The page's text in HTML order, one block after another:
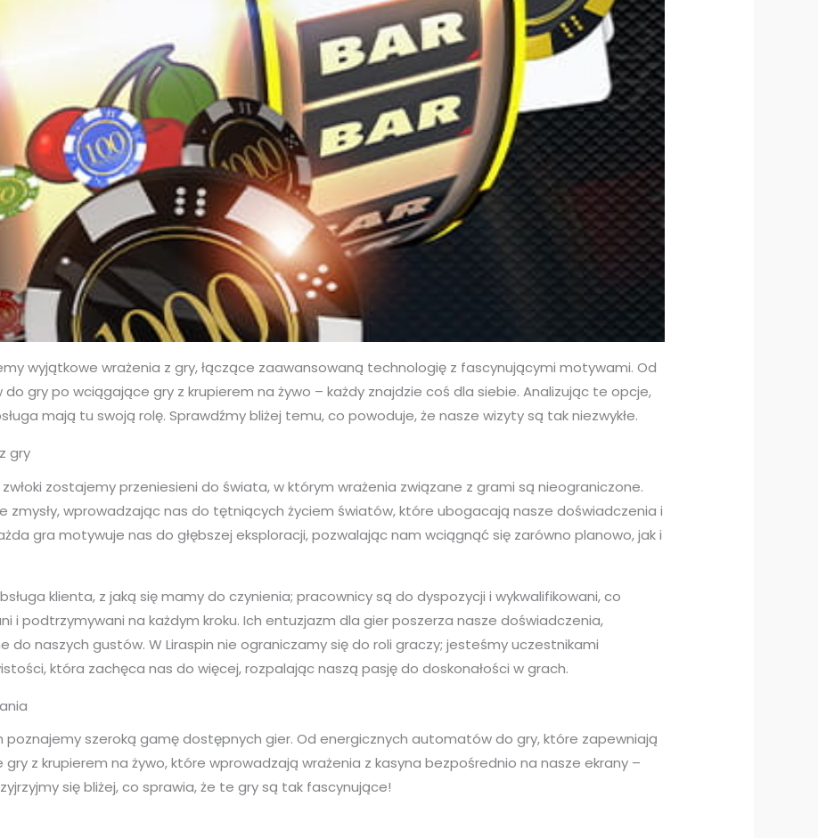
wyjątkowe wrażenia z gry, łączące zaawansowaną technologię z fascynującymi motywami. Od
gry po wciągające gry z krupierem na żywo – każdy znajdzie coś dla siebie. Analizując te opcje,
mają tu swoją rolę. Sprawdźmy bliżej temu, co powoduje, że nasze wizyty są tak niezwykłe.
gry
zostajemy przeniesieni do świata, w którym wrażenia związane z grami są nieograniczone.
zmysły, wprowadzając nas do tętniących życiem światów, które ubogacają nasze doświadczenia i
gra motywuje nas do głębszej eksploracji, pozwalając nam wciągnąć się zarówno planowo, jak i
klienta, z jaką się mamy do czynienia; pracownicy są do dyspozycji i wykwalifikowani, co
i podtrzymywani na każdym kroku. Ich entuzjazm dla gier poszerza nasze doświadczenia,
do naszych gustów. W Liraspin nie ograniczamy się do roli graczy; jesteśmy uczestnikami
która zachęca nas do więcej, rozpalając naszą pasję do doskonałości w grach.
poznajemy szeroką gamę dostępnych gier. Od energicznych automatów do gry, które zapewniają
z krupierem na żywo, które wprowadzają wrażenia z kasyna bezpośrednio na nasze ekrany –
się bliżej, co sprawia, że te gry są tak fascynujące!